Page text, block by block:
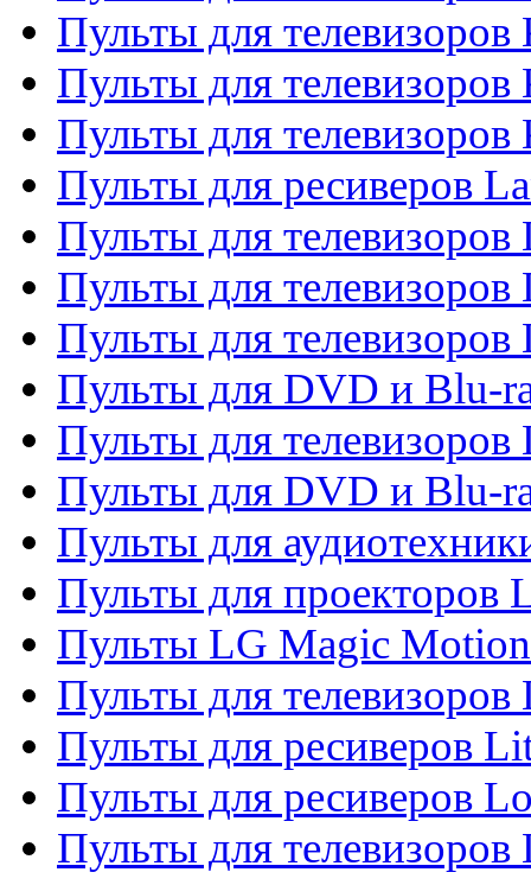
Пульты для телевизоров
Пульты для
Пульты для
Пульты для ресиверов
Пульты для телевизоров
Пульты для телевизоров
Пульты для телевизоров
Пульты для DVD и Blu-
Пульты для телевизоров
Пульты для DVD и Blu-
Пульты для
Пульты для проекторов
Пульты LG Magic Motion
Пульты для
Пульты для ресиверов
Пульты для ресиверов
Пульты для телевизоров